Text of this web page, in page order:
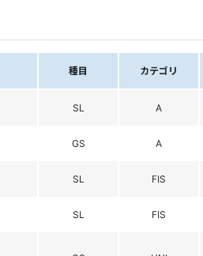
種目 カテゴリ
SL A
GS A
SL FIS
SL FIS